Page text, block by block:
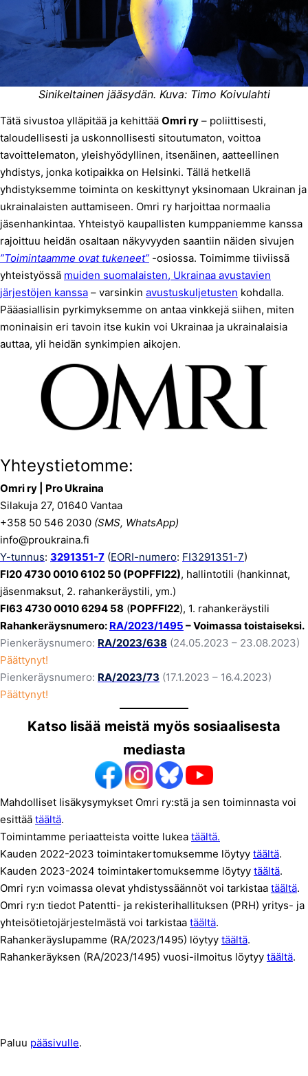
Sinikeltainen jääsydän. Kuva: Timo Koivulahti
Tätä sivustoa ylläpitää ja kehittää Omri ry – poliittisesti,
taloudellisesti ja uskonnollisesti sitoutumaton, voittoa
tavoittelematon, yleishyödyllinen, itsenäinen, aatteellinen
yhdistys, jonka kotipaikka on Helsinki. Tällä hetkellä
yhdistyksemme toiminta on keskittynyt yksinomaan Ukrainan ja
ukrainalaisten auttamiseen. Omri ry harjoittaa normaalia
jäsenhankintaa. Yhteistyö kaupallisten kumppaniemme kanssa
rajoittuu heidän osaltaan näkyvyyden saantiin näiden sivujen
”Toimintaamme ovat tukeneet” -osiossa. Toimimme tiiviissä
yhteistyössä muiden suomalaisten, Ukrainaa avustavien
järjestöjen kanssa – varsinkin avustuskuljetusten kohdalla.
Pääasiallisin pyrkimyksemme on antaa vinkkejä siihen, miten
moninaisin eri tavoin itse kukin voi Ukrainaa ja ukrainalaisia
auttaa, yli heidän synkimpien aikojen.
Yhteystietomme:
Omri ry | Pro Ukraina
Silakuja 27, 01640 Vantaa
+358 50 546 2030 (SMS, WhatsApp)
info@proukraina.fi
Y-tunnus: 3291351-7 (EORI-numero: FI3291351-7)
FI20 4730 0010 6102 50 (POPFFI22), hallintotili (hankinnat,
jäsenmaksut, 2. rahankeräystili, ym.)
FI63 4730 0010 6294 58 (POPFFI22), 1. rahankeräystili
Rahankeräysnumero: RA/2023/1495 – Voimassa toistaiseksi.
Pienkeräysnumero: RA/2023/638 (24.05.2023 – 23.08.2023)
Päättynyt!
Pienkeräysnumero: RA/2023/73 (17.1.2023 – 16.4.2023)
Päättynyt!
Katso lisää meistä myös sosiaalisesta
mediasta
Mahdolliset lisäkysymykset Omri ry:stä ja sen toiminnasta voi
esittää täältä.
Toimintamme periaatteista voitte lukea täältä.
Kauden 2022-2023 toimintakertomuksemme löytyy täältä.
Kauden 2023-2024 toimintakertomuksemme löytyy täältä.
Omri ry:n voimassa olevat yhdistyssäännöt voi tarkistaa täältä.
Omri ry:n tiedot Patentti- ja rekisterihallituksen (PRH) yritys- ja
yhteisötietojärjestelmästä voi tarkistaa täältä.
Rahankeräyslupamme (RA/2023/1495) löytyy täältä.
Rahankeräyksen (RA/2023/1495) vuosi-ilmoitus löytyy täältä.
Paluu pääsivulle.